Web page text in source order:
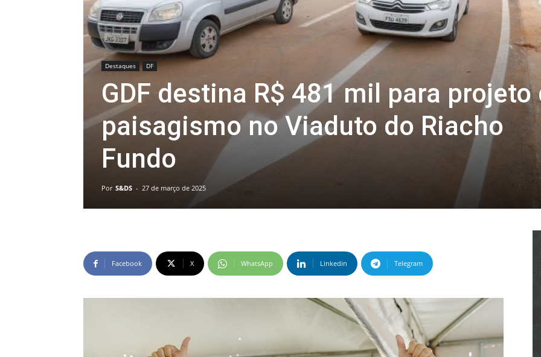
Destaques DF
GDF destina R$ 481 mil para projeto
paisagismo no Viaduto do Riacho
Fundo
Por S&DS - 27 de março de 2025
Facebook X WhatsApp Linkedin Telegram